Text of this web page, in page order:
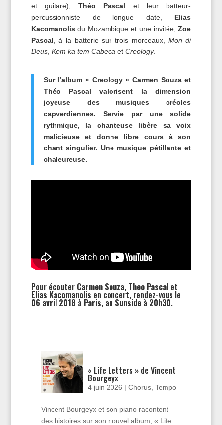
et guitare),Théo Pascal et leur batteur-
percussionniste de longue date, Elias
Kacomanolis du Mozambique et une invitée,Zoe
Pascal , à la batterie sur trois morceaux, Mon di
Deus, Kem ka tem Cabeca etCreology.
Sur l’album « Creology » Carmen Souza et
Théo Pascal valorisent la dimension
joyeuse des musiques créoles
capverdiennes. Servie par une solide
rythmique, la chanteuse libère sa voix
malicieuse et donne libre cours à son
chant singulier. Une musique pétillante et
chaleureuse.
Pour écouter Carmen Souza, Theo Pascalet
Elias Kacomanolis en concert, rendez-vous le
06 avril 2018 à Paris, au Sunside à 20h30.
« Life Letters » de Vincent
Bourgeyx
4 juin 2026 |Chorus ,Tempo
Vincent Bourgeyx et son piano racontent
des histoires sur son nouvel album, « Life